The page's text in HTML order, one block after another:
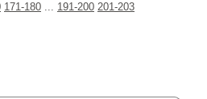
171-180 ... 191-200 201-203